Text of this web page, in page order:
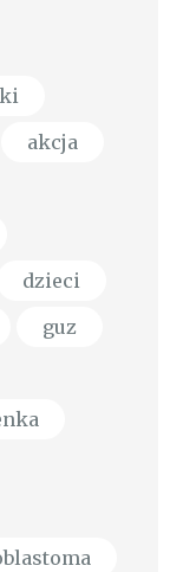
akcja
dzieci
guz